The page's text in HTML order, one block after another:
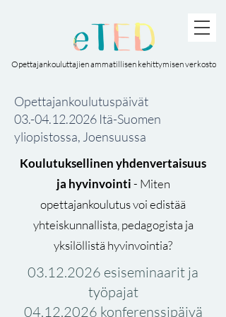
Opettajankouluttajien ammatillisen kehittymisen verkosto
Opettajankoulutuspäivät
03.-04.12.2026 Itä-Suomen
yliopistossa, Joensuussa
Koulutuksellinen yhdenvertaisuus
ja hyvinvointi- Miten
opettajankoulutus voi edistää
yhteiskunnallista, pedagogista ja
yksilöllistä hyvinvointia?
03.12.2026 esiseminaarit ja
työpajat
04.12.2026 konferenssipäivä